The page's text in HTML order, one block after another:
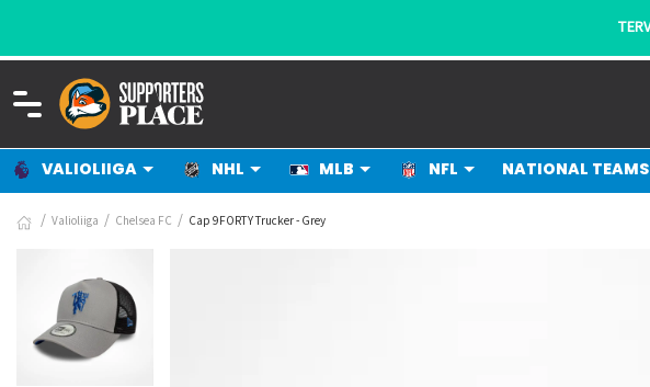
VALIOLIIGA NHL MLB NFL NATIONAL TEAMS
Valioliiga Chelsea FC Cap 9FORTY Trucker - Grey